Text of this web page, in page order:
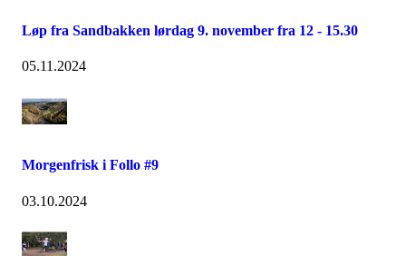
Løp fra Sandbakken lørdag 9. november fra 12 - 15.30
05.11.2024
Morgenfrisk i Follo #9
03.10.2024